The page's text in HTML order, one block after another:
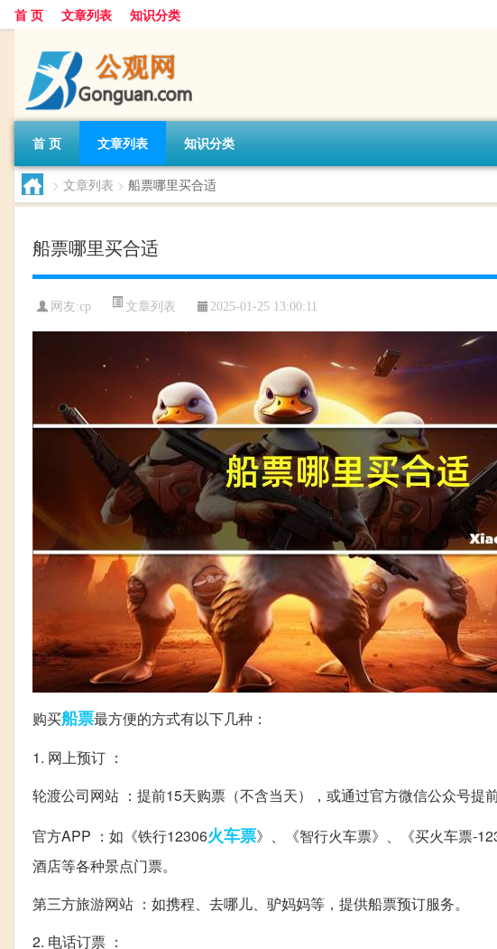
首 页 文章列表 知识分类
首 页 文章列表 知识分类
> 文章列表 > 船票哪里买合适
船票哪里买合适
网友:cp 文章列表 2025-01-25 13:00:11
购买船票最方便的方式有以下几种：
1. 网上预订 ：
轮渡公司网站 ：提前15天购票（不含当天），或通过官方微信公众号提前
官方APP ：如《铁行12306火车票》、《智行火车票》、《买火车票-
酒店等各种景点门票。
第三方旅游网站 ：如携程、去哪儿、驴妈妈等，提供船票预订服务。
2. 电话订票 ：